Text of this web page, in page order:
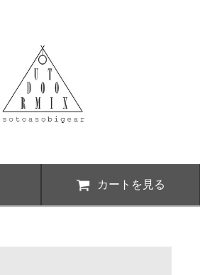
カートを見る